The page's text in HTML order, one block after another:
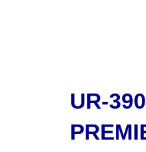
UR-